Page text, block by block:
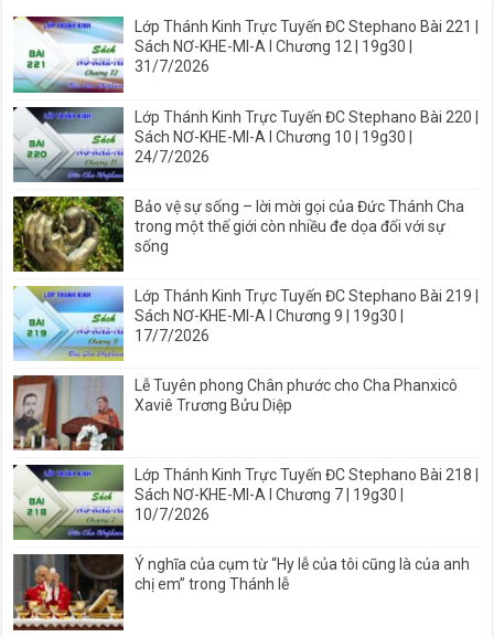
Lớp Thánh Kinh Trực Tuyến ĐC Stephano Bài 221 |
Sách NƠ-KHE-MI-A I Chương 12 | 19g30 |
31/7/2026
Lớp Thánh Kinh Trực Tuyến ĐC Stephano Bài 220 |
Sách NƠ-KHE-MI-A I Chương 10 | 19g30 |
24/7/2026
Bảo vệ sự sống – lời mời gọi của Đức Thánh Cha
trong một thế giới còn nhiều đe dọa đối với sự
sống
Lớp Thánh Kinh Trực Tuyến ĐC Stephano Bài 219 |
Sách NƠ-KHE-MI-A I Chương 9 | 19g30 |
17/7/2026
Lễ Tuyên phong Chân phước cho Cha Phanxicô
Xaviê Trương Bửu Diệp
Lớp Thánh Kinh Trực Tuyến ĐC Stephano Bài 218 |
Sách NƠ-KHE-MI-A I Chương 7 | 19g30 |
10/7/2026
Ý nghĩa của cụm từ “Hy lễ của tôi cũng là của anh
chị em” trong Thánh lễ